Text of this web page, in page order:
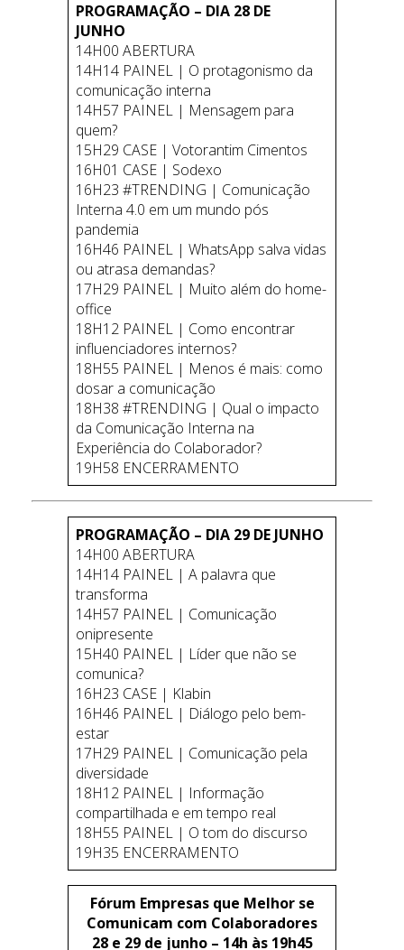
PROGRAMAÇÃO – DIA 28 DE
JUNHO
14H00 ABERTURA
14H14 PAINEL | O protagonismo da
comunicação interna
14H57 PAINEL | Mensagem para
quem?
15H29 CASE | Votorantim Cimentos
16H01 CASE | Sodexo
16H23 #TRENDING | Comunicação
Interna 4.0 em um mundo pós
pandemia
16H46 PAINEL | WhatsApp salva vidas
ou atrasa demandas?
17H29 PAINEL | Muito além do home-
office
18H12 PAINEL | Como encontrar
influenciadores internos?
18H55 PAINEL | Menos é mais: como
dosar a comunicação
18H38 #TRENDING | Qual o impacto
da Comunicação Interna na
Experiência do Colaborador?
19H58 ENCERRAMENTO
PROGRAMAÇÃO – DIA 29 DE JUNHO
14H00 ABERTURA
14H14 PAINEL | A palavra que
transforma
14H57 PAINEL | Comunicação
onipresente
15H40 PAINEL | Líder que não se
comunica?
16H23 CASE | Klabin
16H46 PAINEL | Diálogo pelo bem-
estar
17H29 PAINEL | Comunicação pela
diversidade
18H12 PAINEL | Informação
compartilhada e em tempo real
18H55 PAINEL | O tom do discurso
19H35 ENCERRAMENTO
Fórum Empresas que Melhor se
Comunicam com Colaboradores
28 e 29 de junho – 14h às 19h45